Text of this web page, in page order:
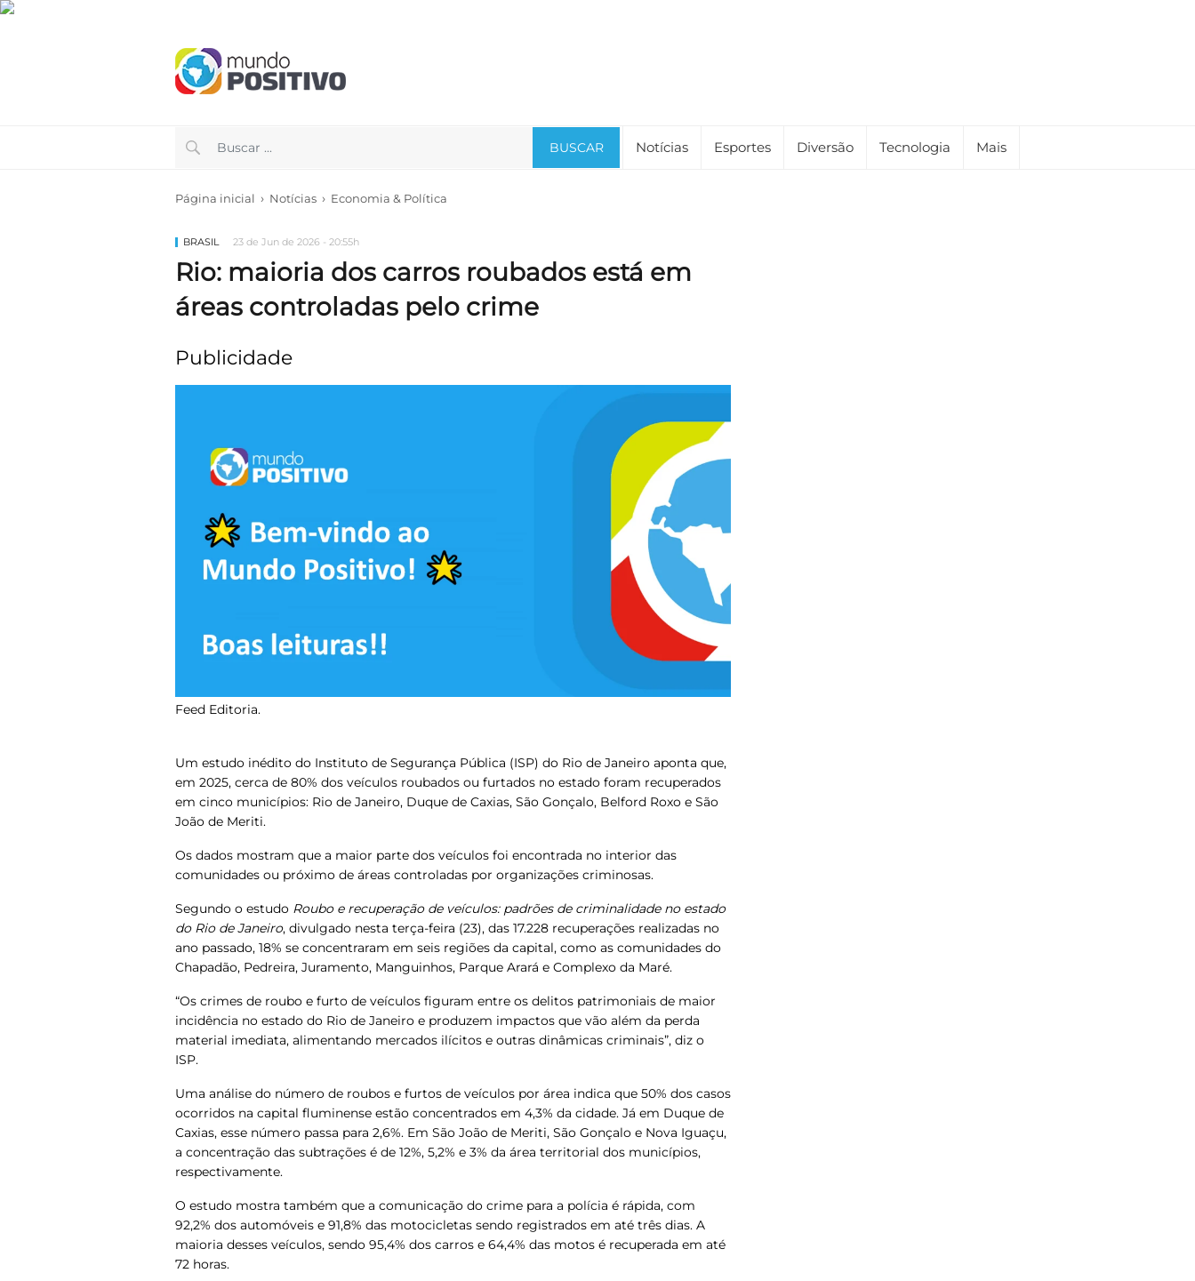
BUSCAR Notícias Esportes Diversão Tecnologia Mais
Página inicial › Notícias › Economia & Política
BRASIL 23 de Jun de 2026 - 20:55h
Rio: maioria dos carros roubados está em
áreas controladas pelo crime
Publicidade
Feed Editoria.
Um estudo inédito do Instituto de Segurança Pública (ISP) do Rio de Janeiro aponta que,
em 2025, cerca de 80% dos veículos roubados ou furtados no estado foram recuperados
em cinco municípios: Rio de Janeiro, Duque de Caxias, São Gonçalo, Belford Roxo e São
João de Meriti.
Os dados mostram que a maior parte dos veículos foi encontrada no interior das
comunidades ou próximo de áreas controladas por organizações criminosas.
Segundo o estudo Roubo e recuperação de veículos: padrões de criminalidade no estado
do Rio de Janeiro, divulgado nesta terça-feira (23), das 17.228 recuperações realizadas no
ano passado, 18% se concentraram em seis regiões da capital, como as comunidades do
Chapadão, Pedreira, Juramento, Manguinhos, Parque Arará e Complexo da Maré.
“Os crimes de roubo e furto de veículos figuram entre os delitos patrimoniais de maior
incidência no estado do Rio de Janeiro e produzem impactos que vão além da perda
material imediata, alimentando mercados ilícitos e outras dinâmicas criminais”, diz o
ISP.
Uma análise do número de roubos e furtos de veículos por área indica que 50% dos casos
ocorridos na capital fluminense estão concentrados em 4,3% da cidade. Já em Duque de
Caxias, esse número passa para 2,6%. Em São João de Meriti, São Gonçalo e Nova Iguaçu,
a concentração das subtrações é de 12%, 5,2% e 3% da área territorial dos municípios,
respectivamente.
O estudo mostra também que a comunicação do crime para a polícia é rápida, com
92,2% dos automóveis e 91,8% das motocicletas sendo registrados em até três dias. A
maioria desses veículos, sendo 95,4% dos carros e 64,4% das motos é recuperada em até
72 horas.